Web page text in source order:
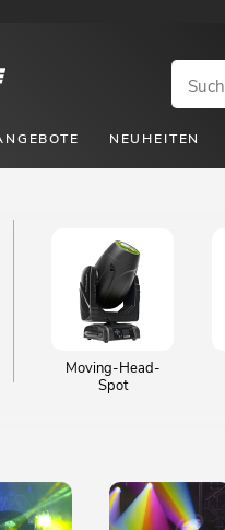
NEUHEITEN
Moving-Head-
Spot